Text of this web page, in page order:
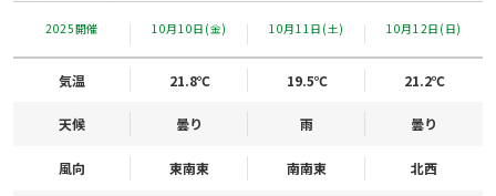
2025開催 10月10日(金) 10月11日(土) 10月12日(日)
気温 21.8℃ 19.5℃ 21.2℃
天候 曇り 雨 曇り
風向 東南東 南南東 北西